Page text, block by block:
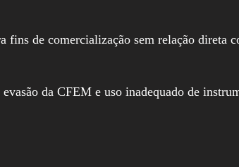
fins de comercialização sem relação direta
da CFEM e uso inadequado de